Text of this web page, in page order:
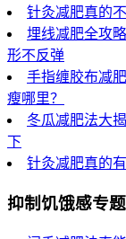
针灸减肥真的
埋线减肥全攻
形不反弹
手指缠胶布减
瘦哪里？
冬瓜减肥法大
下
针灸减肥真的
抑制饥饿感专题